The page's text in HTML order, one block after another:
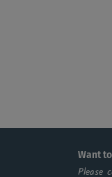
Sehr
S
Want
Please